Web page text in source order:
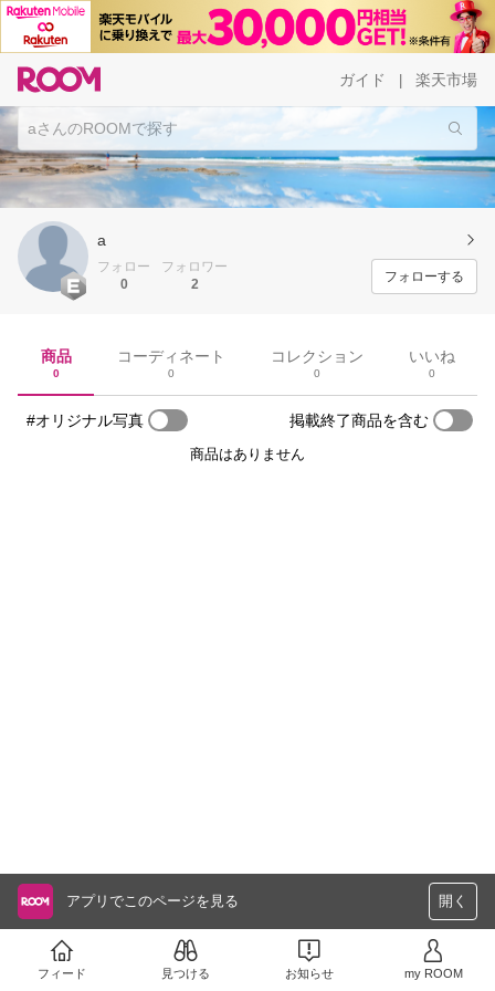
ガイド 楽天市場
a
フォロー
0
フォロワー
2
フォローする
商品
0
コーディネート
0
コレクション
0
いいね
0
#オリジナル写真 掲載終了商品を含む
商品はありません
アプリでこのページを見る 開く
フィード 見つける お知らせ my ROOM